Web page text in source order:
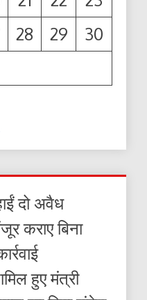
28 29
30
दो अवैध
कराए बिना
हुए मंत्री